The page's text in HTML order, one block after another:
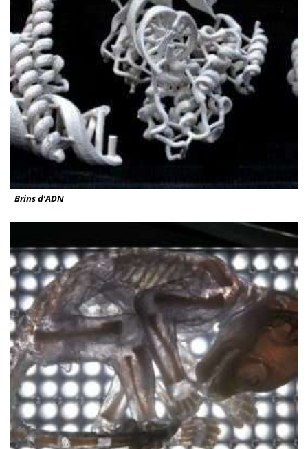
Brins d’ADN